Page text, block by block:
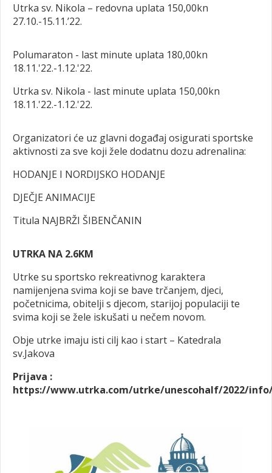
Utrka sv. Nikola – redovna uplata 150,00kn
27.10.-15.11.’22.
Polumaraton - last minute uplata 180,00kn
18.11.'22.-1.12.'22.
Utrka sv. Nikola - last minute uplata 150,00kn
18.11.'22.-1.12.'22.
Organizatori će uz glavni događaj osigurati sportske
aktivnosti za sve koji žele dodatnu dozu adrenalina:
HODANJE I NORDIJSKO HODANJE
DJEČJE ANIMACIJE
Titula NAJBRŽI ŠIBENČANIN
UTRKA NA 2.6KM
Utrke su sportsko rekreativnog karaktera
namijenjena svima koji se bave trčanjem, djeci,
početnicima, obitelji s djecom, starijoj populaciji te
svima koji se žele iskušati u nečem novom.
Obje utrke imaju isti cilj kao i start – Katedrala
sv.Jakova
Prijava :
https://www.utrka.com/utrke/unescohalf/2022/